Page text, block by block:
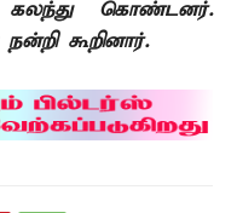
கலந்து கொண்டனர்.
கூறினார்.